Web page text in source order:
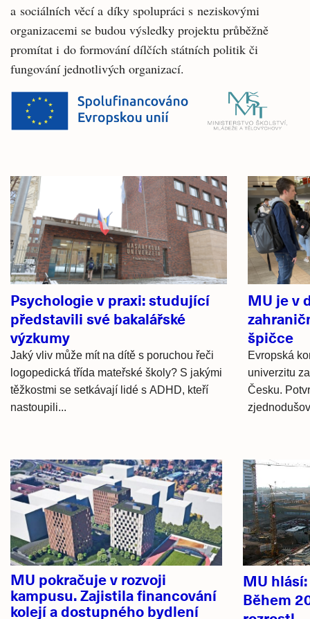
a sociálních věcí a díky spolupráci s neziskovými
organizacemi se budou výsledky projektu průběžně
promítat i do formování dílčích státních politik či
fungování jednotlivých organizací.
Související
články
Psychologie v praxi: studující
představili své bakalářské
výzkumy
Jaký vliv může mít na dítě s poruchou řeči
logopedická třída mateřské školy? S jakými
těžkostmi se setkávají lidé s ADHD, kteří
nastoupili...
MU je v
špičce
Evropská
univerzitu
Česku.
Hlavní
novinky
MU pokračuje v rozvoji
kampusu. Zajistila financování
kolejí a dostupného bydlení
MU
Během